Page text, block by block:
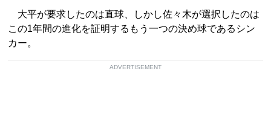
大平が要求したのは直球、しかし佐々木が選択したのは
この1年間の進化を証明するもう一つの決め球であるシン
カー。
ADVERTISEMENT